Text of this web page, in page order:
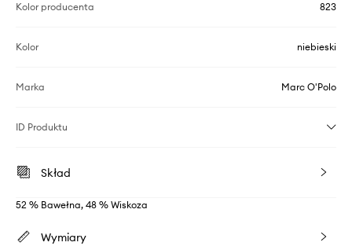
Kolor producenta 823
Kolor niebieski
Marka Marc O'Polo
ID Produktu
Skład
52 % Bawełna, 48 % Wiskoza
Wymiary